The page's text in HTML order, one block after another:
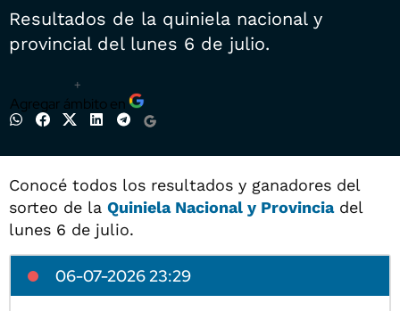
Resultados de la quiniela nacional y
provincial del lunes 6 de julio.
+
Agregar ámbito en
Conocé todos los resultados y ganadores del
sorteo de la Quiniela Nacional y Provinciadel
lunes 6 de julio.
06-07-2026 23:29